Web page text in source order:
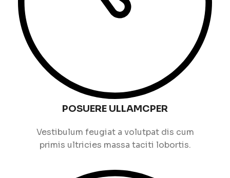
POSUERE ULLAMCPER
Vestibulum feugiat a volutpat dis cum
primis ultricies massa taciti lobortis.